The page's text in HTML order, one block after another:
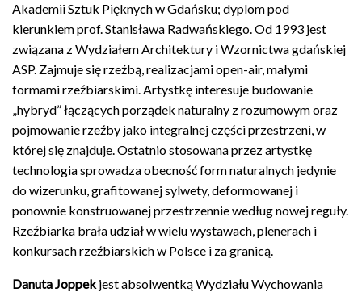
Akademii Sztuk Pięknych w Gdańsku; dyplom pod
kierunkiem prof. Stanisława Radwańskiego. Od 1993 jest
związana z Wydziałem Architektury i Wzornictwa gdańskiej
ASP. Zajmuje się rzeźbą, realizacjami open-air, małymi
formami rzeźbiarskimi. Artystkę interesuje budowanie
„hybryd” łączących porządek naturalny z rozumowym oraz
pojmowanie rzeźby jako integralnej części przestrzeni, w
której się znajduje. Ostatnio stosowana przez artystkę
technologia sprowadza obecność form naturalnych jedynie
do wizerunku, grafitowanej sylwety, deformowanej i
ponownie konstruowanej przestrzennie według nowej reguły.
Rzeźbiarka brała udział w wielu wystawach, plenerach i
konkursach rzeźbiarskich w Polsce i za granicą.
Danuta Joppekjest absolwentką Wydziału Wychowania